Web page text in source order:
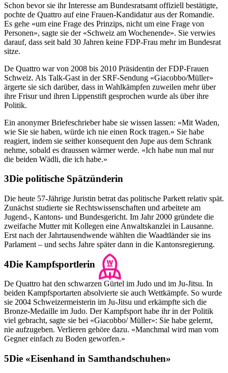
Schon bevor sie ihr Interesse am Bundesratsamt offiziell bestätigte,
pochte de Quattro auf eine Frauen-Kandidatur aus der Romandie.
Es gehe «um eine Frage des Prinzips, nicht um eine Frage von
Personen», sagte sie der «Schweiz am Wochenende». Sie verwies
darauf, dass seit bald 30 Jahren keine FDP-Frau mehr im Bundesrat
sitze.
De Quattro war von 2008 bis 2010 Präsidentin der FDP-Frauen
Schweiz. Als Talk-Gast in der SRF-Sendung «Giacobbo/Müller»
ärgerte sie sich darüber, dass in Wahlkämpfen zuweilen mehr über
ihre Frisur und ihren Lippenstift gesprochen wurde als über ihre
Politik.
Ein anonymer Briefeschrieber habe sie wissen lassen: «Mit Waden,
wie Sie sie haben, würde ich nie einen Rock tragen.» Sie habe
reagiert, indem sie seither konsequent den Jupe aus dem Schrank
nehme, sobald es draussen wärmer werde. «Ich habe nun mal nur
die beiden Wädli, die ich habe.»
Die politische Spätzünderin
Die heute 57-Jährige Juristin betrat das politische Parkett relativ spät.
Zunächst studierte sie Rechtswissenschaften und arbeitete am
Jugend-, Kantons- und Bundesgericht. Im Jahr 2000 gründete die
zweifache Mutter mit Kollegen eine Anwaltskanzlei in Lausanne.
Erst nach der Jahrtausendwende wählten die Waadtländer sie ins
Parlament – und sechs Jahre später dann in die Kantonsregierung.
Die Kampfsportlerin
De Quattro hat den schwarzen Gürtel im Judo und im Ju-Jitsu. In
beiden Kampfsportarten absolvierte sie auch Wettkämpfe. So wurde
sie 2004 Schweizermeisterin im Ju-Jitsu und erkämpfte sich die
Bronze-Medaille im Judo. Der Kampfsport habe ihr in der Politik
viel gebracht, sagte sie bei «Giacobbo/ Müller»: Sie habe gelernt,
nie aufzugeben. Verlieren gehöre dazu. «Manchmal wird man vom
Gegner einfach zu Boden geworfen.»
Die «Eisenhand in Samthandschuhen»